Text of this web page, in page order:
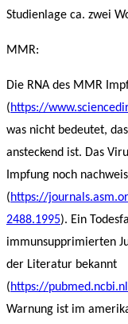
Studienlage ca. zwei
MMR:
Die RNA des MMR
(https://
was nicht bedeutet,
ansteckend ist. Das
Impfung noch
(https://
2488.1995). Ein
immunsupprimierten
der Literatur bekannt
(https://
Warnung ist im